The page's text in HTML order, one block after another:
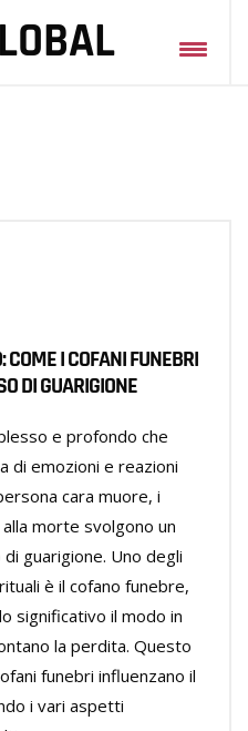
COME I COFANI FUNEBRI
DI GUARIGIONE
e profondo che
di emozioni e reazioni
cara muore, i
morte svolgono un
guarigione. Uno degli
è il cofano funebre,
significativo il modo in
la perdita. Questo
funebri influenzano il
i vari aspetti